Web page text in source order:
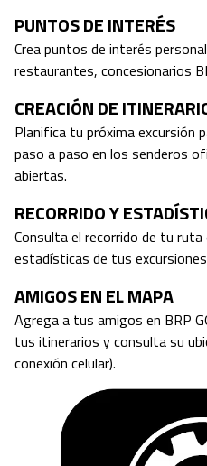
PUNTOS DE INTERÉS
Crea puntos de interés
restaurantes, concesionarios
CREACIÓN DE
Planifica tu próxima excursión
paso a paso en los senderos
abiertas.
RECORRIDO Y
Consulta el recorrido de tu
estadísticas de tus
AMIGOS EN EL MAPA
Agrega a tus amigos en BRP
tus itinerarios y consulta su
conexión celular).